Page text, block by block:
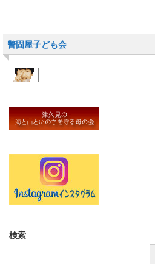
警固屋子ども会
検索